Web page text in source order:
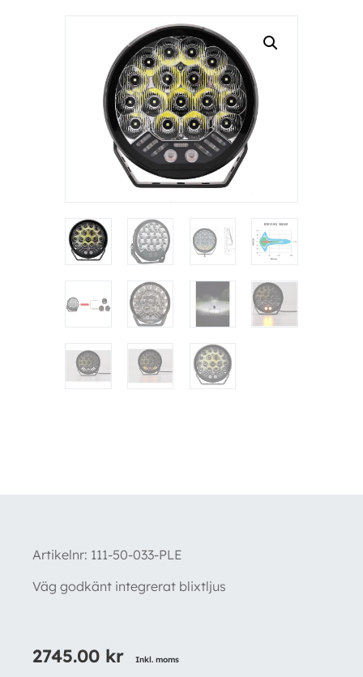
Artikelnr: 111-50-033-PLE
Väg godkänt integrerat blixtljus
2745.00 kr Inkl. moms